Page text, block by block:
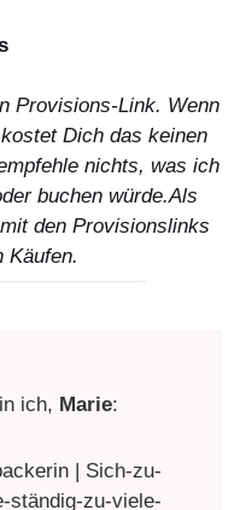
Provisions-Link. Wenn
Dich das keinen
nichts, was ich
buchen würde.Als
den Provisionslinks
Käufen.
ich, Marie:
| Sich-zu-
ständig-zu-viele-